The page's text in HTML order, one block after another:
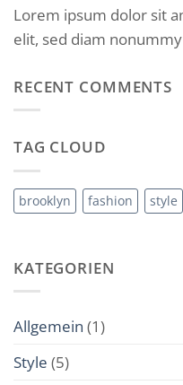
Lorem ipsum dolor sit
elit, sed diam
RECENT COMMENTS
TAG CLOUD
brooklyn fashion style
KATEGORIEN
Allgemein (1)
Style (5)